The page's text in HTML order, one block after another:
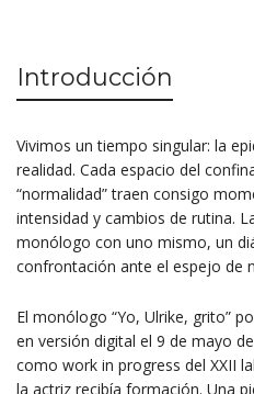
Introducción
Vivimos un tiempo singular: la
realidad. Cada espacio del
“normalidad” traen consigo
intensidad y cambios de rutina.
monólogo con uno mismo, un
confrontación ante el espejo de
El monólogo “Yo, Ulrike, grito”
en versión digital el 9 de mayo
como work in progress del XXII
la actriz recibía formación. Una